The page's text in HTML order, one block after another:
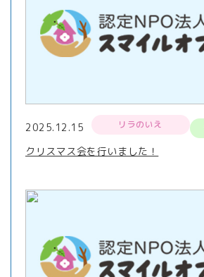
2025.12.15 リラのいえ
クリスマス会を行いました！